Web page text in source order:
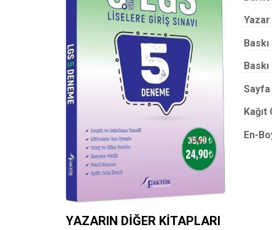
Yazar
Baskı
Baskı
Sayfa
Kağıt
En-
YAZARIN DIĞER KITAPLARI